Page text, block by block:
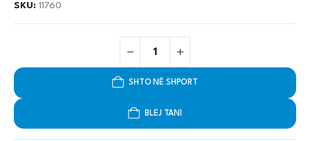
SKU: 11760
SHTO NË SHPORT
BLEJ TANI